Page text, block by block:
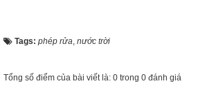
Tags: phép rửa, nước trời
Tổng số điểm của bài viết là: 0 trong 0 đánh giá